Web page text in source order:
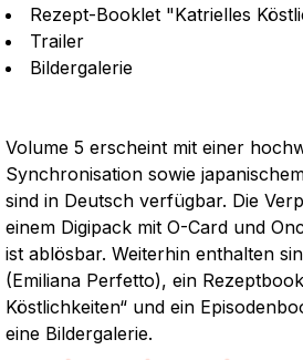
Rezept-Booklet "Katrielles
Trailer
Bildergalerie
Volume 5 erscheint mit einer
Synchronisation sowie
sind in Deutsch verfügbar. Die
einem Digipack mit O-Card und
ist ablösbar. Weiterhin enthalten
(Emiliana Perfetto), ein
Köstlichkeiten“ und ein
eine Bildergalerie.